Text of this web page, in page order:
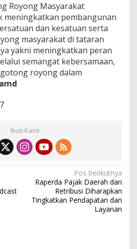
Royong Masyarakat
meningkatkan pembangunan
dan kesatuan serta
masyarakat di tataran
yakni meningkatkan peran
semangat kebersamaan,
royong dalam
Ikuti Kami
Pos berikutnya
Raperda Pajak Daerah dan
Retribusi Diharapkan
Tingkatkan Pendapatan dan
Layanan